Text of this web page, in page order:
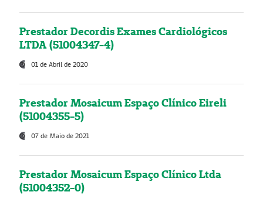
Prestador Decordis Exames Cardiológicos
LTDA (51004347-4)
01 de Abril de 2020
Prestador Mosaicum Espaço Clínico Eireli
(51004355-5)
07 de Maio de 2021
Prestador Mosaicum Espaço Clínico Ltda
(51004352-0)